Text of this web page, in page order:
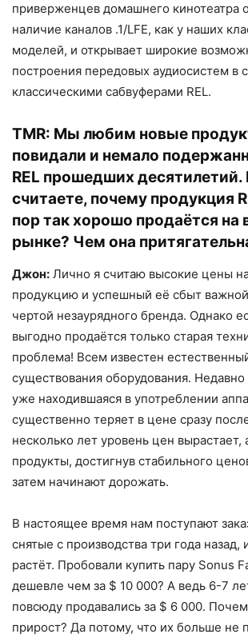
приверженцев домашнего кинотеатра
наличие каналов .1/LFE, как у наших
моделей, и открывает широкие
построения передовых аудиосистем в
классическими сабвуферами REL.
TMR: Мы любим новые
повидали и немало
REL прошедших десятилетий.
считаете, почему продукция
пор так хорошо продаётся на
рынке? Чем она
Джон: Лично я считаю высокие цены
продукцию и успешный её сбыт
чертой незаурядного бренда. Однако
выгодно продаётся только старая
проблема! Всем известен
существования оборудования.
уже находившаяся в употреблении
существенно теряет в цене сразу
несколько лет уровень цен
продукты, достигнув стабильного
затем начинают дорожать.
В настоящее время нам поступают
снятые с производства три года назад,
растёт. Пробовали купить пару Sonus
дешевле чем за $ 10 000? А ведь 6-7
повсюду продавались за $ 6 000.
прирост? Да потому, что их больше не